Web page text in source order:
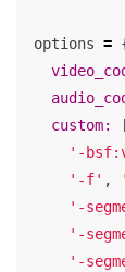
options =
custom:
'-
'-f' ,
'-
'-
'-